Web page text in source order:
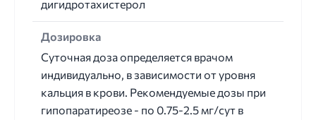
дигидротахистерол
Дозировка
Суточная доза определяется врачом
индивидуально, в зависимости от уровня
кальция в крови. Рекомендуемые дозы при
гипопаратиреозе - по 0.75-2.5 мг/сут в